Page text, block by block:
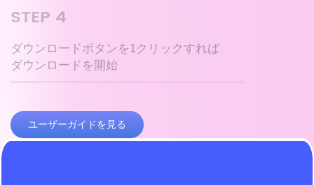
STEP 4
ダウンロードボタンを1クリックすれば
ダウンロードを開始
ユーザーガイドを見る